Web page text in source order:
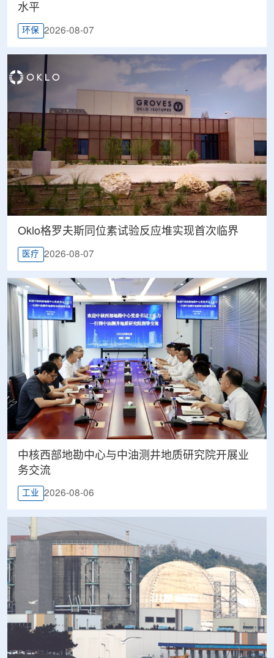
水平
环保 2026-08-07
Oklo格罗夫斯同位素试验反应堆实现首次临界
医疗 2026-08-07
中核西部地勘中心与中油测井地质研究院开展业
务交流
工业 2026-08-06